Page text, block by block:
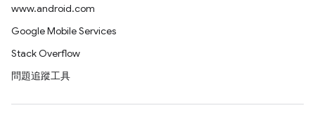
www.android.com
Google Mobile Services
Stack Overflow
問題追蹤工具